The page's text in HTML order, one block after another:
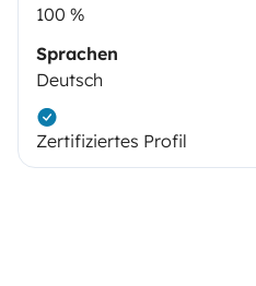
100 %
Sprachen
Deutsch
Zertifiziertes Profil